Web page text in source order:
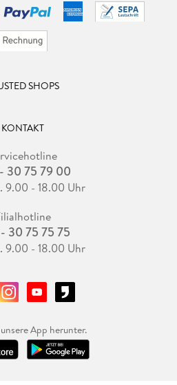
SHOPS
KONTAKT
30 75 79 00
9.00 - 18.00 Uhr
30 75 75 75
9.00 - 18.00 Uhr
App herunter.